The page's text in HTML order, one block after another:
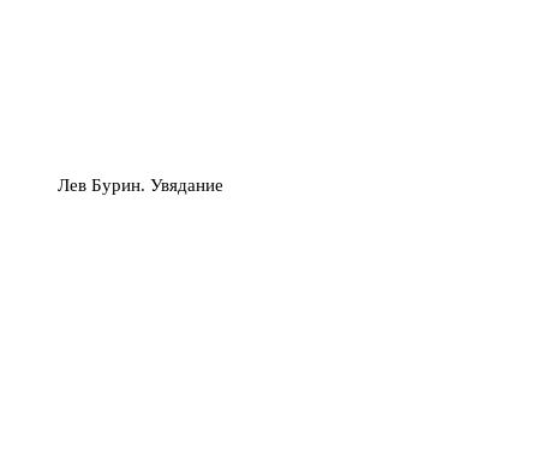
Лев Бурин. Увядание